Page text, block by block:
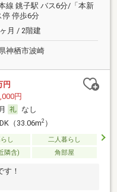
線 銚子駅 バス6分/「本新
停歩6分
月 / 2階建
神栖市波崎
円
円
なし
（33.06m2）
し
二人暮らし
隣含) 角部屋
す！